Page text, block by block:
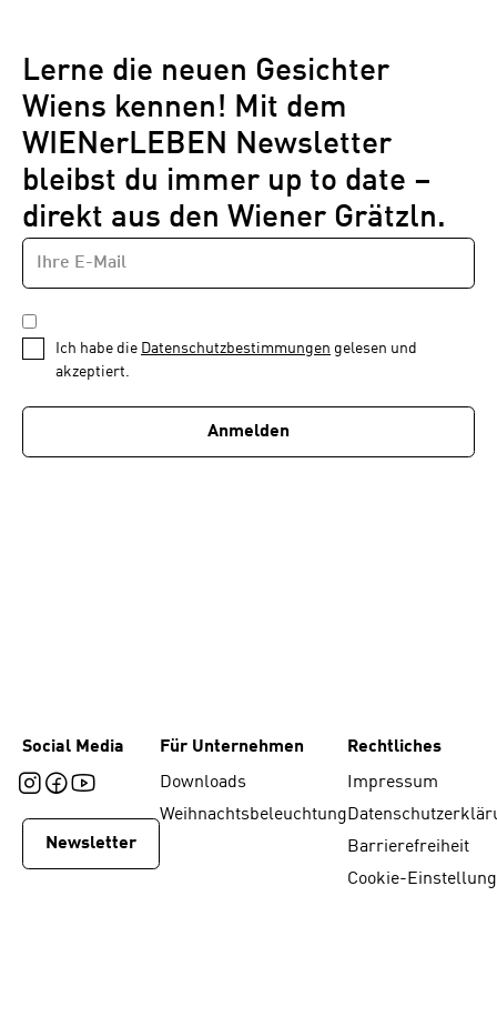
Lerne die neuen Gesichter
Wiens kennen! Mit dem
WIENerLEBEN Newsletter
bleibst du immer up to date –
direkt aus den Wiener Grätzln.
Newsletter
1
von
E-
MAIL-
ADRESSE
DATENSCHUTZBESTIMMUNGEN
*
Ich habe die Datenschutzbestimmungen gelesen und
akzeptiert.
Anmelden
Social Media
Newsletter
Für Unternehmen
Downloads
Weihnachtsbeleuchtung
Rechtliches
Impressum
Barrierefreiheit
Cookie-